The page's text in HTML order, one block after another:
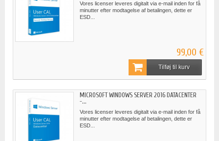
Vores licenser leveres digitalt via e-mail inden for få
minutter efter modtagelse af betalingen, dette er
ESD...
99,00 €
Tilføj til kurv
MICROSOFT WINDOWS SERVER 2016 DATACENTER
-...
Vores licenser leveres digitalt via e-mail inden for få
minutter efter modtagelse af betalingen, dette er
ESD...